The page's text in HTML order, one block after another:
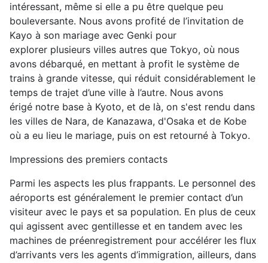
intéressant, même si elle a pu être quelque peu
bouleversante. Nous avons profité de l’invitation de
Kayo à son mariage avec Genki pour
explorer plusieurs villes autres que Tokyo, où nous
avons débarqué, en mettant à profit le système de
trains à grande vitesse, qui réduit considérablement le
temps de trajet d’une ville à l’autre. Nous avons
érigé notre base à Kyoto, et de là, on s'est rendu dans
les villes de Nara, de Kanazawa, d'Osaka et de Kobe
où a eu lieu le mariage, puis on est retourné à Tokyo.
Impressions des premiers contacts
Parmi les aspects les plus frappants. Le personnel des
aéroports est généralement le premier contact d’un
visiteur avec le pays et sa population. En plus de ceux
qui agissent avec gentillesse et en tandem avec les
machines de préenregistrement pour accélérer les flux
d’arrivants vers les agents d’immigration, ailleurs, dans